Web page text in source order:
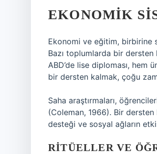
EKONOMIK
Ekonomi ve eğitim, birbirine
Bazı toplumlarda bir
ABD’de lise diploması, hem
bir dersten kalmak, çoğu
Saha araştırmaları,
(Coleman, 1966). Bir
desteği ve sosyal ağların
RITÜELLER VE